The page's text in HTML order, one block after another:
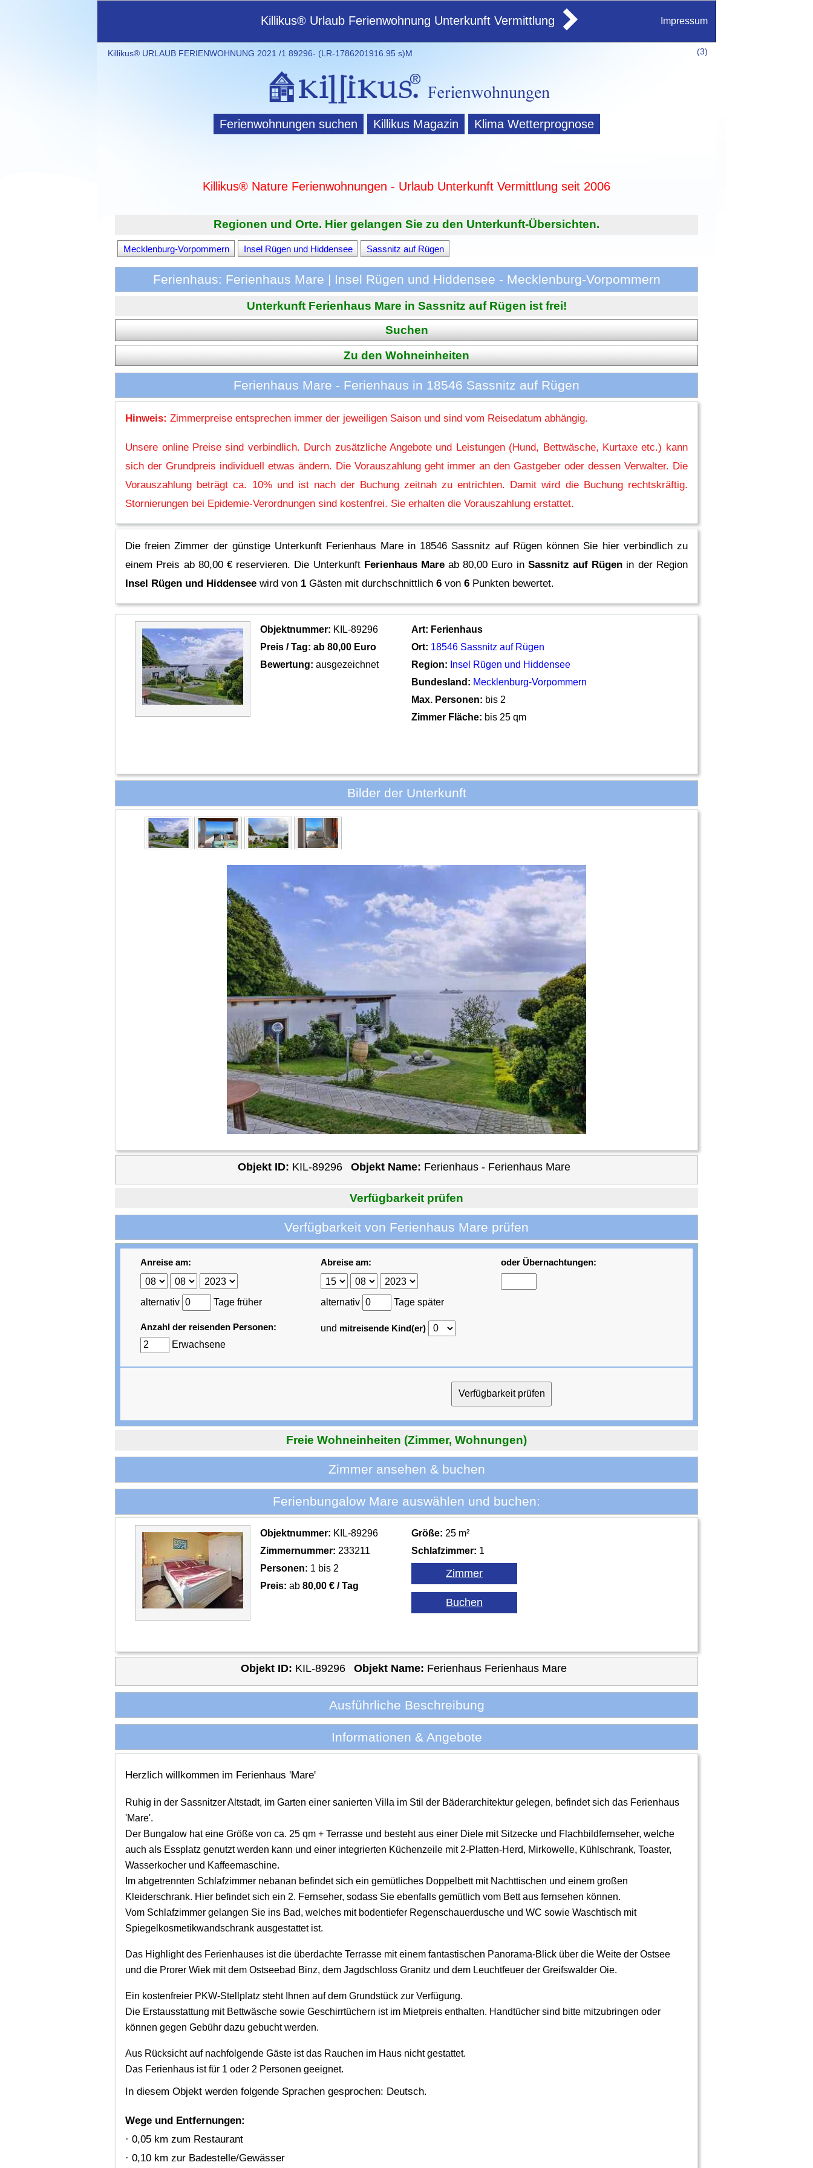
Killikus® Urlaub Ferienwohnung Unterkunft Vermittlung Impressum
(3)
Killikus® URLAUB FERIENWOHNUNG 2021 /1 89296- (LR-1786201916.95 s)M
Ferienwohnungen suchen Killikus Magazin Klima Wetterprognose
Killikus® Nature Ferienwohnungen - Urlaub Unterkunft Vermittlung seit 2006
Regionen und Orte. Hier gelangen Sie zu den Unterkunft-Übersichten.
Mecklenburg-Vorpommern Insel Rügen und Hiddensee Sassnitz auf Rügen
Ferienhaus: Ferienhaus Mare | Insel Rügen und Hiddensee - Mecklenburg-Vorpommern
Unterkunft Ferienhaus Mare in Sassnitz auf Rügen ist frei!
Suchen
Zu den Wohneinheiten
Ferienhaus Mare - Ferienhaus in 18546 Sassnitz auf Rügen
Hinweis: Zimmerpreise entsprechen immer der jeweiligen Saison und sind vom Reisedatum abhängig.
Unsere online Preise sind verbindlich. Durch zusätzliche Angebote und Leistungen (Hund, Bettwäsche, Kurtaxe etc.) kann
sich der Grundpreis individuell etwas ändern. Die Vorauszahlung geht immer an den Gastgeber oder dessen Verwalter. Die
Vorauszahlung beträgt ca. 10% und ist nach der Buchung zeitnah zu entrichten. Damit wird die Buchung rechtskräftig.
Stornierungen bei Epidemie-Verordnungen sind kostenfrei. Sie erhalten die Vorauszahlung erstattet.
Die freien Zimmer der günstige Unterkunft Ferienhaus Mare in 18546 Sassnitz auf Rügen können Sie hier verbindlich zu
einem Preis ab 80,00 € reservieren. Die Unterkunft Ferienhaus Mareab 80,00 Euro in Sassnitz auf Rügen in der Region
Insel Rügen und Hiddensee wird von 1 Gästen mit durchschnittlich6 von6 Punkten bewertet.
Objektnummer: KIL-89296
Preis / Tag: ab 80,00 Euro
Bewertung: ausgezeichnet
Art: Ferienhaus
Ort: 18546 Sassnitz auf Rügen
Region: Insel Rügen und Hiddensee
Bundesland: Mecklenburg-Vorpommern
Max. Personen: bis 2
Zimmer Fläche: bis 25 qm
Bilder der Unterkunft
Objekt ID: KIL-89296 Objekt Name: Ferienhaus - Ferienhaus Mare
Verfügbarkeit prüfen
Verfügbarkeit von Ferienhaus Mare prüfen
Anreise am:
alternativ Tage früher
Abreise am:
alternativ Tage später
oder Übernachtungen:
Anzahl der reisenden Personen:
Erwachsene
und mitreisende Kind(er)
Freie Wohneinheiten (Zimmer, Wohnungen)
Zimmer ansehen & buchen
Ferienbungalow Mare auswählen und buchen:
Objektnummer: KIL-89296
Zimmernummer: 233211
Personen: 1 bis 2
Preis: ab80,00 € / Tag
Größe: 25 m²
Schlafzimmer: 1
Objekt ID: KIL-89296 Objekt Name: Ferienhaus Ferienhaus Mare
Ausführliche Beschreibung
Informationen & Angebote
Herzlich willkommen im Ferienhaus 'Mare'
Ruhig in der Sassnitzer Altstadt, im Garten einer sanierten Villa im Stil der Bäderarchitektur gelegen, befindet sich das Ferienhaus
'Mare'.
Der Bungalow hat eine Größe von ca. 25 qm + Terrasse und besteht aus einer Diele mit Sitzecke und Flachbildfernseher, welche
auch als Essplatz genutzt werden kann und einer integrierten Küchenzeile mit 2-Platten-Herd, Mirkowelle, Kühlschrank, Toaster,
Wasserkocher und Kaffeemaschine.
Im abgetrennten Schlafzimmer nebanan befindet sich ein gemütliches Doppelbett mit Nachttischen und einem großen
Kleiderschrank. Hier befindet sich ein 2. Fernseher, sodass Sie ebenfalls gemütlich vom Bett aus fernsehen können.
Vom Schlafzimmer gelangen Sie ins Bad, welches mit bodentiefer Regenschauerdusche und WC sowie Waschtisch mit
Spiegelkosmetikwandschrank ausgestattet ist.
Das Highlight des Ferienhauses ist die überdachte Terrasse mit einem fantastischen Panorama-Blick über die Weite der Ostsee
und die Prorer Wiek mit dem Ostseebad Binz, dem Jagdschloss Granitz und dem Leuchtfeuer der Greifswalder Oie.
Ein kostenfreier PKW-Stellplatz steht Ihnen auf dem Grundstück zur Verfügung.
Die Erstausstattung mit Bettwäsche sowie Geschirrtüchern ist im Mietpreis enthalten. Handtücher sind bitte mitzubringen oder
können gegen Gebühr dazu gebucht werden.
Aus Rücksicht auf nachfolgende Gäste ist das Rauchen im Haus nicht gestattet.
Das Ferienhaus ist für 1 oder 2 Personen geeignet.
In diesem Objekt werden folgende Sprachen gesprochen: Deutsch.
Wege und Entfernungen:
· 0,05 km zum Restaurant
· 0,10 km zur Badestelle/Gewässer